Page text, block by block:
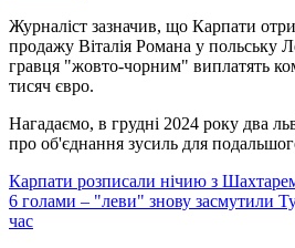
Журналіст зазначив, що Карпати
продажу Віталія Романа у польську
гравця "жовто-чорним" виплатять
тисяч євро.
Нагадаємо, в грудні 2024 року два
про об'єднання зусиль для
Карпати розписали нічию з
6 голами – "леви" знову засмутили
час